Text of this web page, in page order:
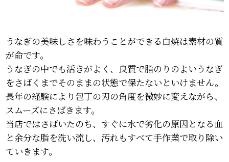
うなぎの美味しさを味わうことができる白焼は素材の質
が命です。
うなぎの中でも活きがよく、良質で脂のりのよいうなぎ
をさばくまでそのままの状態で保たないといけません。
長年の経験により包丁の刃の角度を微妙に変えながら、
スムーズにさばきます。
当店ではさばいたのち、すぐに水で劣化の原因となる血
と余分な脂を洗い流し、汚れもすべて手作業で取り除い
ていきます。